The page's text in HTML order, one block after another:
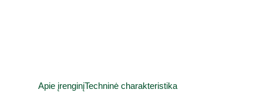
Apie įrenginįTechninė charakteristika